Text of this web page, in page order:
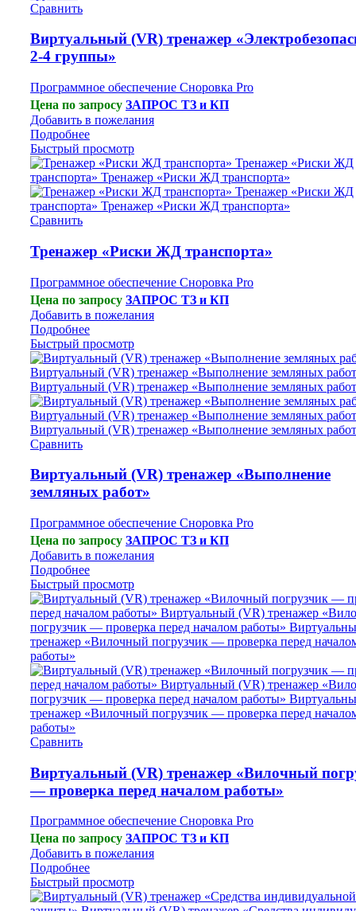
Сравнить
Виртуальный (VR) тренажер
2-4 группы»
Программное обеспечение Сноровка Pro
Цена по запросуЗАПРОС ТЗ и КП
Добавить в пожелания
Подробнее
Быстрый просмотр
Сравнить
Тренажер «Риски ЖД транспорта»
Программное обеспечение Сноровка Pro
Цена по запросуЗАПРОС ТЗ и КП
Добавить в пожелания
Подробнее
Быстрый просмотр
Сравнить
Виртуальный (VR) тренажер «Выполнение
земляных работ»
Программное обеспечение Сноровка Pro
Цена по запросуЗАПРОС ТЗ и КП
Добавить в пожелания
Подробнее
Быстрый просмотр
Сравнить
Виртуальный (VR) тренажер «Вилочный
— проверка перед началом работы»
Программное обеспечение Сноровка Pro
Цена по запросуЗАПРОС ТЗ и КП
Добавить в пожелания
Подробнее
Быстрый просмотр